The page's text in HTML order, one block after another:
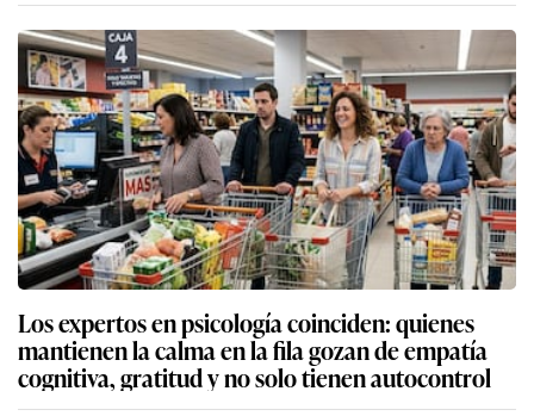
Los expertos en psicología coinciden: quienes
mantienen la calma en la fila gozan de empatía
cognitiva, gratitud y no solo tienen autocontrol